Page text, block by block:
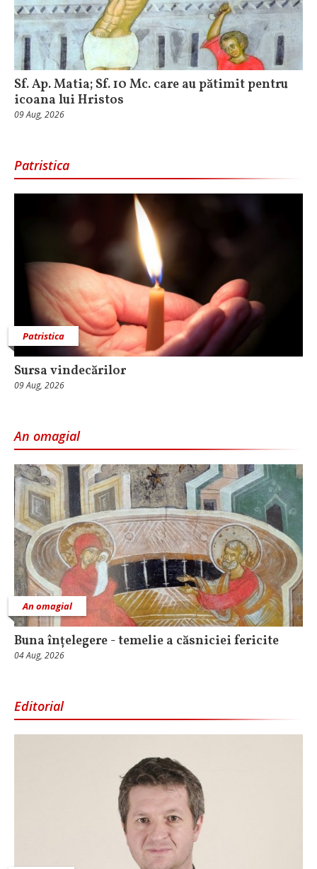
Sf. Ap. Matia; Sf. 10 Mc. care au pătimit pentru
icoana lui Hristos
09 Aug, 2026
Patristica
Patristica
Sursa vindecărilor
09 Aug, 2026
An omagial
An omagial
Buna înțelegere - temelie a căsniciei fericite
04 Aug, 2026
Editorial